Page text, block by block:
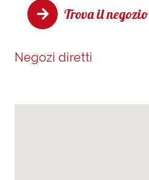
Trova il negozio
Negozi diretti